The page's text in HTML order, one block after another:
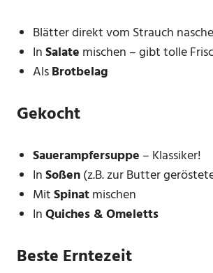
Blätter direkt vom Strauch
InSalate mischen – gibt tolle
AlsBrotbelag
Gekocht
Sauerampfersuppe – Klassiker!
InSoßen(z.B. zur Butter
MitSpinatmischen
InQuiches & Omeletts
Beste Erntezeit